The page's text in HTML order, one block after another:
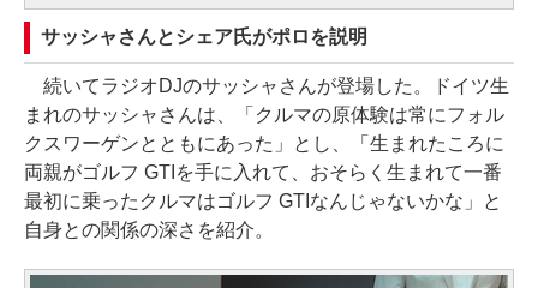
サッシャさんとシェア氏がポロを説明
続いてラジオDJのサッシャさんが登場した。ドイツ生
まれのサッシャさんは、「クルマの原体験は常にフォル
クスワーゲンとともにあった」とし、「生まれたころに
両親がゴルフ GTIを手に入れて、おそらく生まれて一番
最初に乗ったクルマはゴルフ GTIなんじゃないかな」と
自身との関係の深さを紹介。